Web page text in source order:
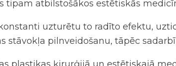
atbilstošākos estētiskās
uzturētu to radīto efektu,
stāvokļa pilnveidošanu, tāpēc